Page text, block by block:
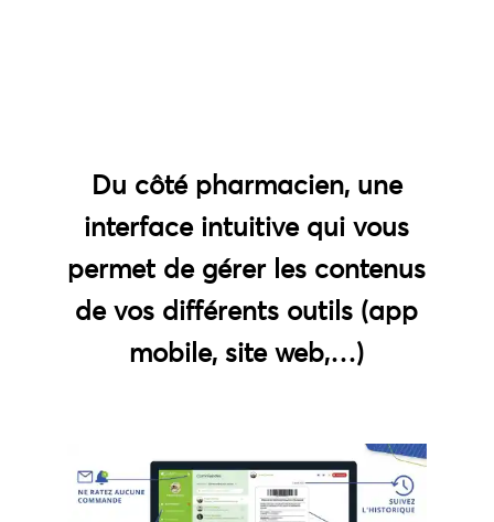
Du côté pharmacien, une
interface intuitive qui vous
permet de gérer les contenus
de vos différents outils (app
mobile, site web,…)